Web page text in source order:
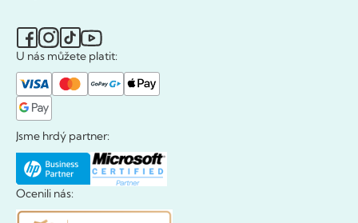
U nás můžete platit:
Jsme hrdý partner:
Ocenili nás: